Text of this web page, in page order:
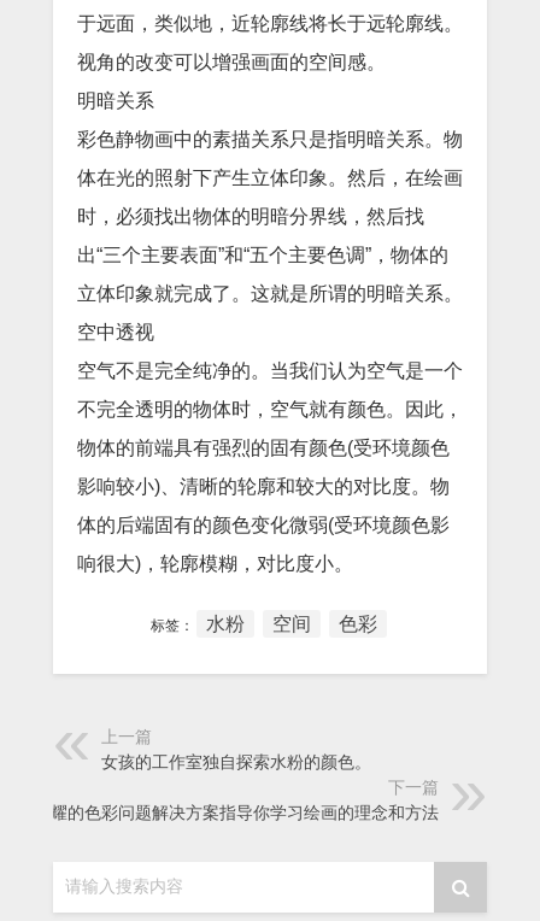
于远面，类似地，近轮廓线将长于远轮廓线。
视角的改变可以增强画面的空间感。
明暗关系
彩色静物画中的素描关系只是指明暗关系。物
体在光的照射下产生立体印象。然后，在绘画
时，必须找出物体的明暗分界线，然后找
出“三个主要表面”和“五个主要色调”，物体的
立体印象就完成了。这就是所谓的明暗关系。
空中透视
空气不是完全纯净的。当我们认为空气是一个
不完全透明的物体时，空气就有颜色。因此，
物体的前端具有强烈的固有颜色(受环境颜色
影响较小)、清晰的轮廓和较大的对比度。物
体的后端固有的颜色变化微弱(受环境颜色影
响很大)，轮廓模糊，对比度小。
标签： 水粉 空间 色彩
上一篇
女孩的工作室独自探索水粉的颜色。
下一篇
徐芒耀的色彩问题解决方案指导你学习绘画的理念和方法
请输入搜索内容